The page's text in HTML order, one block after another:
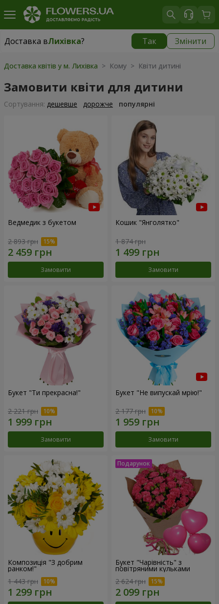
Доставка вЛихівка? Так Змінити
Доставка вЛихівка|
Доставка квітів у м. Лихівка > Кому > Квіти дитині
Замовити квіти для дитини
Сортування: дешевше дорожче популярні
Ведмедик з букетом
2 893 грн
Замовити
Кошик "Янголятко"
1 874 грн
Замовити
Букет "Ти прекрасна!"
2 221 грн
Замовити
Букет "Не випускай мрію!"
2 177 грн
Замовити
Композиція "З добрим
ранком!"
1 443 грн
Букет "Чарівність" з
повітряними кульками
2 624 грн